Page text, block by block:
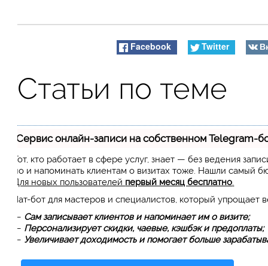
Facebook Twitter
Статьи по теме
Сервис онлайн-записи на собственном Telegram-
Тот, кто работает в сфере услуг, знает — без ведения
но и напоминать клиентам о визитах тоже. Нашли самый
Для новых пользователей первый месяц бесплатно.
Чат-бот для мастеров и специалистов, который упрощает
— Сам записывает клиентов и напоминает им о визите;
— Персонализирует скидки, чаевые, кэшбэк и предоплаты;
— Увеличивает доходимость и помогает больше